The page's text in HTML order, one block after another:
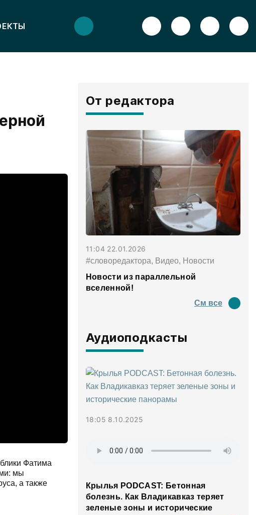
Фатима
мы
а также
От редактора
11:04 22.01.2026
#словоредактора, Видео, Новости
Новости из параллельной
вселенной!
См все
Аудиоподкасты
18:05 8.10.2025
Крылья PODCAST: Бетонная
болезнь. Как Владикавказ теряет
зеленые зоны и исторические